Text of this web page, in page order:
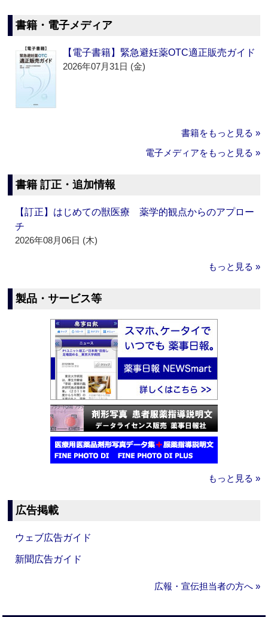
書籍・電子メディア
【電子書籍】緊急避妊薬OTC適正販売ガイド
2026年07月31日 (金)
書籍をもっと見る »
電子メディアをもっと見る »
書籍 訂正・追加情報
【訂正】はじめての獣医療 薬学的観点からのアプロー
チ
2026年08月06日 (木)
もっと見る »
製品・サービス等
もっと見る »
広告掲載
ウェブ広告ガイド
新聞広告ガイド
広報・宣伝担当者の方へ »